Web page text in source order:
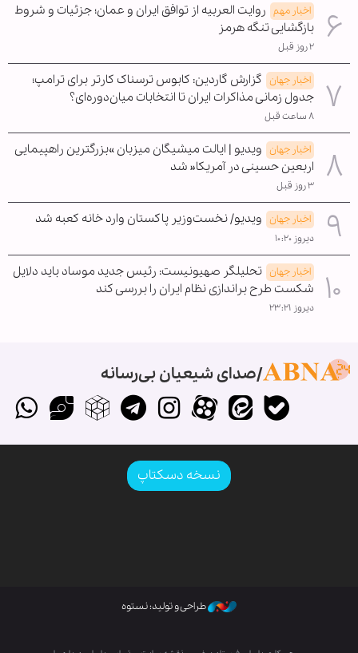
اخبار مهم روایت العربیه از توافق ایران و عمان؛ جزئیات و شروط
بازگشایی تنگه هرمز
۲ روز قبل
اخبار جهان گزارش گاردین: کابوس ترسناک کارتر برای ترامپ؛
جدول زمانی مذاکرات ایران تا انتخابات میان‌دوره‌ای؟
۸ ساعت قبل
اخبار جهان ویدیو | ایالت میشیگان میزبان »بزرگترین راهپیمایی
اربعین حسینی در آمریکا« شد
۳ روز قبل
اخبار جهان ویدیو/ نخست‌وزیر پاکستان وارد خانه کعبه شد
دیروز ۱۰:۲۰
اخبار جهان تحلیلگر صهیونیست: رئیس جدید موساد باید دلایل
شکست طرح براندازی نظام ایران را بررسی کند
دیروز ۲۳:۲۱
صدای شیعیان بی‌رسانه
نسخه دسکتاپ
طراحی و تولید: نستوه